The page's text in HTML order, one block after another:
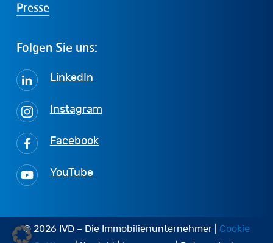
Presse
Folgen Sie uns:
LinkedIn
Instagram
Facebook
YouTube
© 2026 IVD – Die Immobilienunternehmer | Cookie